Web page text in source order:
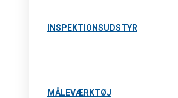
INSPEKTIONSUDSTYR
MÅLEVÆRKTØJ